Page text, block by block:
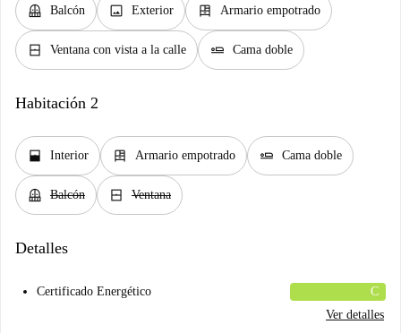
balcony Balcón image Exterior dresser Armario empotrado
window_closed Ventana con vista a la calle airline_seat_flat Cama doble
Habitación 2
window_open Interior dresser Armario empotrado airline_seat_flat Cama doble
balcony Balcón window_closed Ventana
Detalles
Certificado Energético
C
Ver detalles